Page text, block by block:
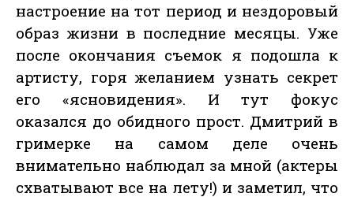
настроение на тот период и нездоровый
образ жизни в последние месяцы. Уже
после окончания съемок я подошла к
артисту, горя желанием узнать секрет
его «ясновидения». И тут фокус
оказался до обидного прост. Дмитрий в
гримерке на самом деле очень
внимательно наблюдал за мной (актеры
схватывают все на лету!) и заметил, что